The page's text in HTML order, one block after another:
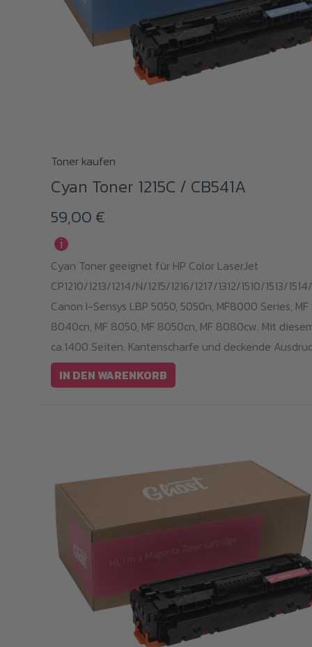
Toner kaufen
Cyan Toner 1215C / CB541A
59,00 €
i
Cyan Toner geeignet für HP Color LaserJet
CP1210/1213/1214/N/1215/1216/1217/1312/1510/1513/
Canon I-Sensys LBP 5050, 5050n, MF8000 Series,
8040cn, MF 8050, MF 8050cn, MF 8080cw. Mit
ca.1400 Seiten. Kantenscharfe und deckende
IN DEN WARENKORB